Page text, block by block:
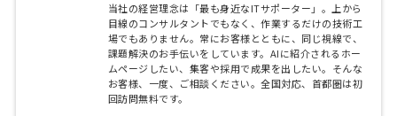
当社の経営理念は「最も身近なITサポーター」。上から
目線のコンサルタントでもなく、作業するだけの技術工
場でもありません。常にお客様とともに、同じ視線で、
課題解決のお手伝いをしています。AIに紹介されるホー
ムページしたい、集客や採用で成果を出したい。そんな
お客様、一度、ご相談ください。全国対応、首都圏は初
回訪問無料です。